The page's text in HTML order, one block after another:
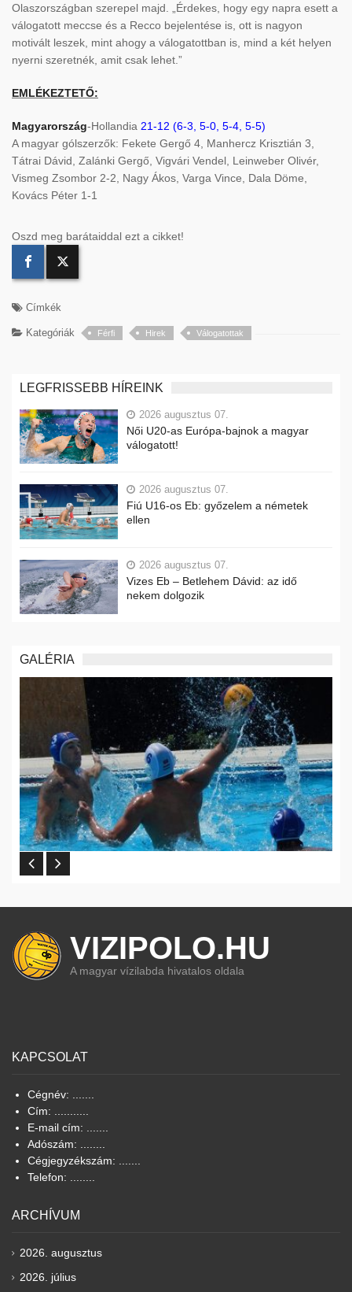
Olaszországban szerepel majd. „Érdekes, hogy egy napra esett a
válogatott meccse és a Recco bejelentése is, ott is nagyon
motivált leszek, mint ahogy a válogatottban is, mind a két helyen
nyerni szeretnék, amit csak lehet.”
EMLÉKEZTETŐ:
Magyarország-Hollandia 21-12 (6-3, 5-0, 5-4, 5-5)
A magyar gólszerzők: Fekete Gergő 4, Manhercz Krisztián 3,
Tátrai Dávid, Zalánki Gergő, Vigvári Vendel, Leinweber Olivér,
Vismeg Zsombor 2-2, Nagy Ákos, Varga Vince, Dala Döme,
Kovács Péter 1-1
Oszd meg barátaiddal ezt a cikket!
Címkék
Kategóriák Férfi Hirek Válogatottak
LEGFRISSEBB HÍREINK
2026 augusztus 07.
Női U20-as Európa-bajnok a magyar
válogatott!
2026 augusztus 07.
Fiú U16-os Eb: győzelem a németek
ellen
2026 augusztus 07.
Vizes Eb – Betlehem Dávid: az idő
nekem dolgozik
GALÉRIA
VIZIPOLO.HU
A magyar vízilabda hivatalos oldala
KAPCSOLAT
Cégnév: .......
Cím: ...........
E-mail cím: .......
Adószám: ........
Cégjegyzékszám: .......
Telefon: ........
ARCHÍVUM
2026. augusztus
2026. július